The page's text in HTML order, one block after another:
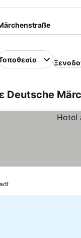
Deutsche